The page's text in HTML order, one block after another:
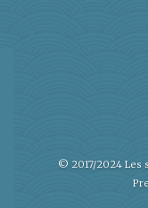
© 2017/2024 Les